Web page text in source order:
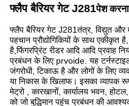
फ्लैप बैरियर गेट J281पेश
फ्लैप बैरियर गेट J281तंत्र, विद्युत और
पहचान प्रौद्योगिकियों के साथ
है,फिंगरप्रिंट रीडर आदि आदि प्रवाह
प्रबंधन के लिए prvoide. यह
जंगरोधी, टिकाऊ है और लोगों के लिए
या निकास के खिलाफ। इसका व्यापक
मेट्रो , कारखानों, कार्यालय भवन,
को जो बुद्धिमान पहुंच प्रबंधन की